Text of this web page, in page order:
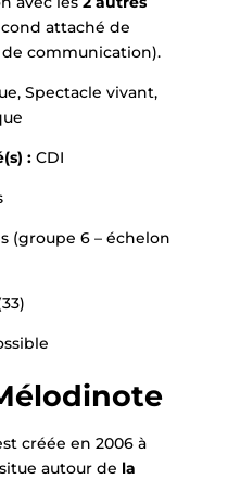
attaché de
communication).
Spectacle vivant,
: CDI
(groupe 6 – échelon
créée en 2006 à
autour de la